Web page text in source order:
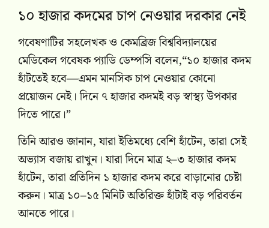
১০ হাজার কদমের চাপ নেওয়ার দরকার নেই
গবেষণাটির সহলেখক ও কেমব্রিজ বিশ্ববিদ্যালয়ের
মেডিকেল গবেষক প্যাডি ডেম্পসি বলেন,“১০ হাজার কদম
হাঁটতেই হবে—এমন মানসিক চাপ নেওয়ার কোনো
প্রয়োজন নেই। দিনে ৭ হাজার কদমই বড় স্বাস্থ্য উপকার
দিতে পারে।”
তিনি আরও জানান, যারা ইতিমধ্যে বেশি হাঁটেন, তারা সেই
অভ্যাস বজায় রাখুন। যারা দিনে মাত্র ২–৩ হাজার কদম
হাঁটেন, তারা প্রতিদিন ১ হাজার কদম করে বাড়ানোর চেষ্টা
করুন। মাত্র ১০–১৫ মিনিট অতিরিক্ত হাঁটাই বড় পরিবর্তন
আনতে পারে।